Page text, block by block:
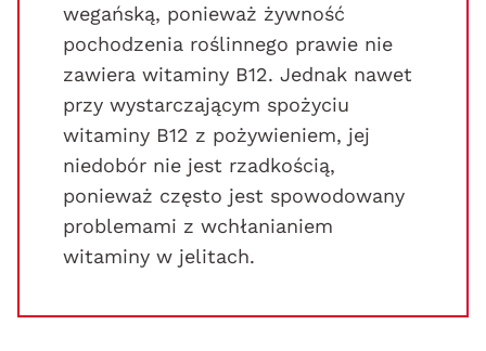
wegańską, ponieważ żywność
pochodzenia roślinnego prawie nie
zawiera witaminy B12. Jednak nawet
przy wystarczającym spożyciu
witaminy B12 z pożywieniem, jej
niedobór nie jest rzadkością,
ponieważ często jest spowodowany
problemami z wchłanianiem
witaminy w jelitach.